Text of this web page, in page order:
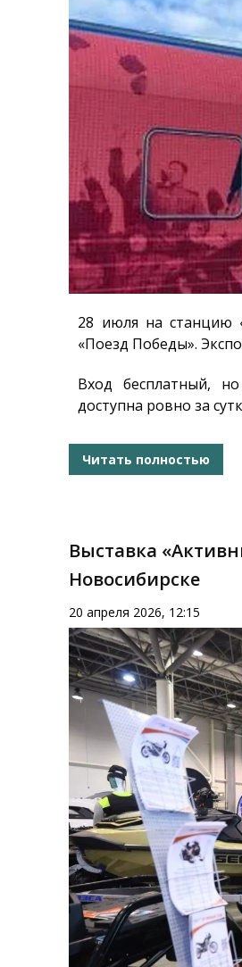
28 июля на станцию
«Поезд Победы».
Вход бесплатный,
доступна ровно за
Читать полностью
Выставка
Новосибирске
20 апреля 2026, 12:15